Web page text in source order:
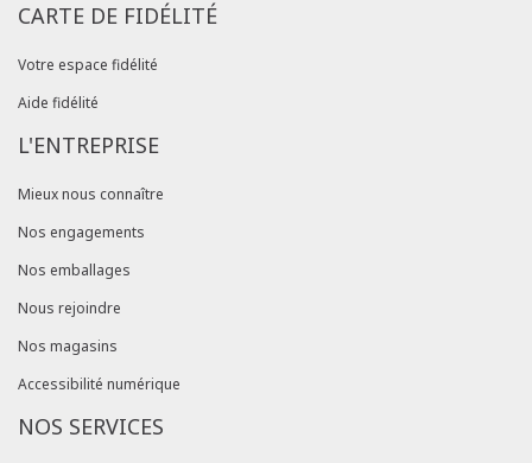
CARTE DE FIDÉLITÉ
Votre espace fidélité
Aide fidélité
L'ENTREPRISE
Mieux nous connaître
Nos engagements
Nos emballages
Nous rejoindre
Nos magasins
Accessibilité numérique
NOS SERVICES